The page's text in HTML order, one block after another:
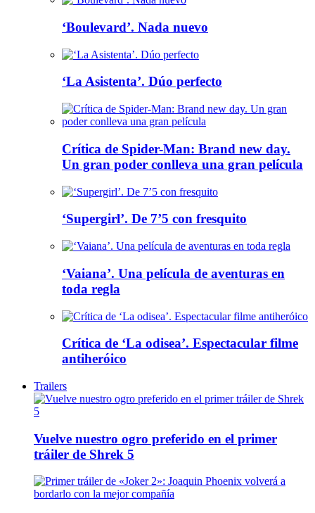
‘Boulevard’. Nada nuevo
‘La Asistenta’. Dúo perfecto
Crítica de Spider-Man: Brand new day.
Un gran poder conlleva una gran película
‘Supergirl’. De 7’5 con fresquito
‘Vaiana’. Una película de aventuras en
toda regla
Crítica de ‘La odisea’. Espectacular filme
antiheróico
Trailers
Vuelve nuestro ogro preferido en el primer
tráiler de Shrek 5